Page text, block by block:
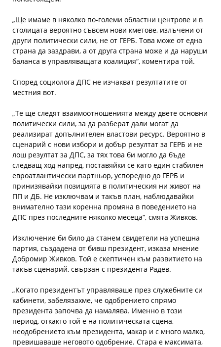
„Ще имаме в няколко по-големи областни центрове и в
столицата вероятно съвсем нови кметове, излъчени от
други политически сили, не от ГЕРБ. Това може от една
страна да заздрави, а от друга страна може и да наруши
баланса в управляващата коалиция“, коментира той.
Според социолога ДПС не изчакват резултатите от
местния вот.
„Те ще следят взаимоотношенията между двете основни
политически сили, за да разберат дали могат да
реализират допълнителен властови ресурс. Вероятно в
сценарий с нови избори и добър резултат за ГЕРБ и не
лош резултат за ДПС, за тях това би могло да бъде
следващ ход напред, поставяйки се като един стабилен
евроатлантически партньор, успоредно до ГЕРБ и
принизявайки позицията в политическия ни живот на
ПП и ДБ. Не изключвам и такъв план, наблюдавайки
внимателно тази коренна промяна в поведението на
ДПС през последните няколко месеца“, смята Живков.
Изключение би било да станем свидетели на успешна
партия, създадена от бивш президент, изказа мнение
Добромир Живков. Той е скептичен към развитието на
такъв сценарий, свързан с президента Радев.
„Когато президентът управляваше през служебните си
кабинети, забелязахме, че одобрението спрямо
президента започва да намалява. Именно в този
период, откакто той е на политическата сцена,
неодобрението към президента, макар и с много малко,
превишаваше неговото одобрение. Стара е максимата,